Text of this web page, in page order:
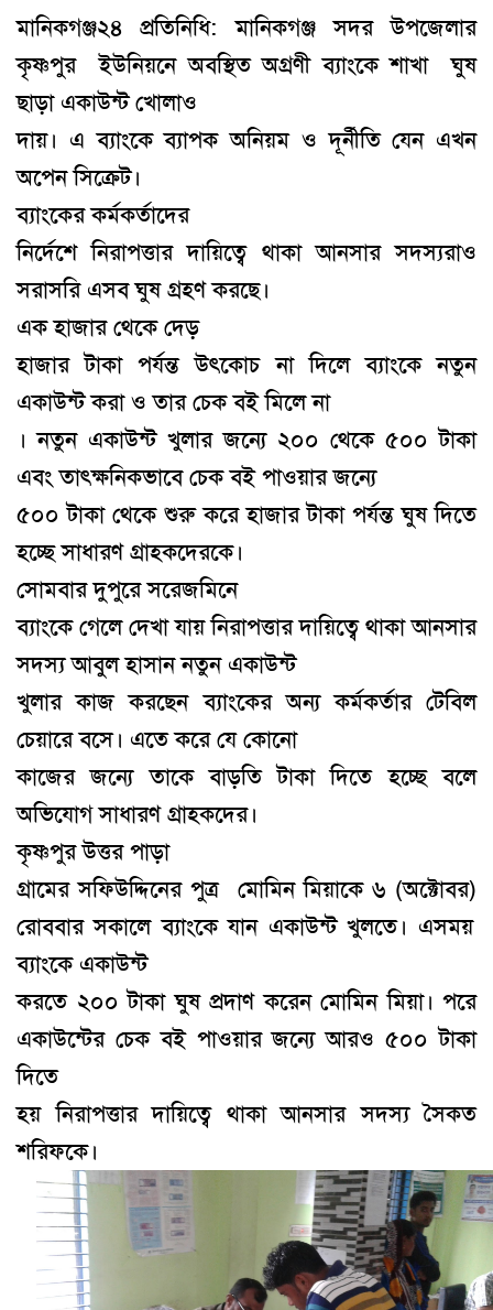
মানিকগঞ্জ২৪ প্রতিনিধি: মানিকগঞ্জ সদর উপজেলার
কৃষ্ণপুর
ইউনিয়নে অবস্থিত অগ্রণী ব্যাংকে শাখা
ঘুষ
ছাড়া একাউন্ট খোলাও
দায়। এ ব্যাংকে ব্যাপক অনিয়ম ও দূর্নীতি যেন এখন
অপেন সিক্রেট।
ব্যাংকের কর্মকর্তাদের
নির্দেশে নিরাপত্তার দায়িত্বে থাকা আনসার সদস্যরাও
সরাসরি এসব ঘুষ গ্রহণ করছে।
এক হাজার থেকে দেড়
হাজার টাকা পর্যন্ত উৎকোচ না দিলে ব্যাংকে নতুন
একাউন্ট করা ও তার চেক বই মিলে না
। নতুন একাউন্ট খুলার জন্যে ২০০ থেকে ৫০০ টাকা
এবং তাৎক্ষনিকভাবে চেক বই পাওয়ার জন্যে
৫০০ টাকা থেকে শুরু করে হাজার টাকা পর্যন্ত ঘুষ দিতে
হচ্ছে সাধারণ গ্রাহকদেরকে।
সোমবার দুপুরে সরেজমিনে
ব্যাংকে গেলে দেখা যায় নিরাপত্তার দায়িত্বে থাকা আনসার
সদস্য আবুল হাসান নতুন একাউন্ট
খুলার কাজ করছেন ব্যাংকের অন্য কর্মকর্তার টেবিল
চেয়ারে বসে। এতে করে যে কোনো
কাজের জন্যে তাকে বাড়তি টাকা দিতে হচ্ছে বলে
অভিযোগ সাধারণ গ্রাহকদের।
কৃষ্ণপুর উত্তর পাড়া
গ্রামেরসফিউদ্দিনের পুত্র মোমিন মিয়াকে ৬ (অক্টোবর)
রোববার সকালে ব্যাংকে যান একাউন্ট খুলতে। এসময়
ব্যাংকে একাউন্ট
করতে ২০০ টাকা ঘুষ প্রদাণ করেন মোমিন মিয়া। পরে
একাউন্টের চেক বই পাওয়ার জন্যে আরও ৫০০ টাকা
দিতে
হয় নিরাপত্তার দায়িত্বে থাকা আনসার সদস্য সৈকত
শরিফকে।